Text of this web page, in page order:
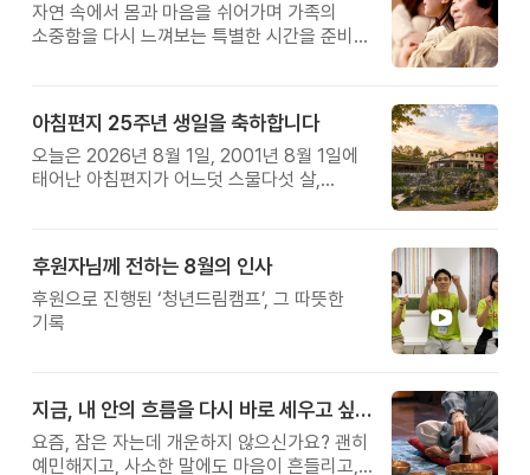
자연 속에서 몸과 마음을 쉬어가며 가족의
소중함을 다시 느껴보는 특별한 시간을 준비해
아침편지 25주년 생일을 축하합니다
오늘은 2026년 8월 1일, 2001년 8월 1일에
태어난 아침편지가 어느덧 스물다섯 살,
후원자님께 전하는 8월의 인사
후원으로 진행된 ‘청년드림캠프’, 그 따뜻한
기록
지금, 내 안의 흐름을 다시 바로 세우고 싶다면
요즘, 잠은 자는데 개운하지 않으신가요? 괜히
예민해지고, 사소한 말에도 마음이 흔들리고,